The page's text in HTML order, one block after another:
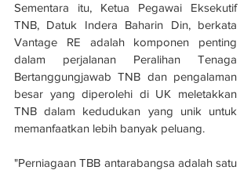
Sementara itu, Ketua Pegawai Eksekutif
TNB, Datuk Indera Baharin Din, berkata
Vantage RE adalah komponen penting
dalam perjalanan Peralihan Tenaga
Bertanggungjawab TNB dan pengalaman
besar yang diperolehi di UK meletakkan
TNB dalam kedudukan yang unik untuk
memanfaatkan lebih banyak peluang.
"Perniagaan TBB antarabangsa adalah satu